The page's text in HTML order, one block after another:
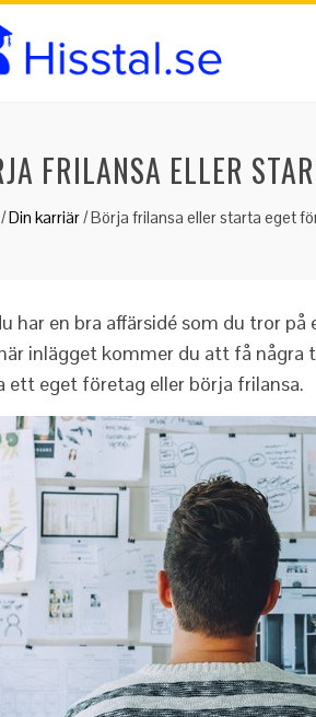
FRILANSA ELLER
/Din karriär/Börja frilansa eller starta eget
har en bra affärsidé som du tror
inlägget kommer du att få några
ett eget företag eller börja frilansa.